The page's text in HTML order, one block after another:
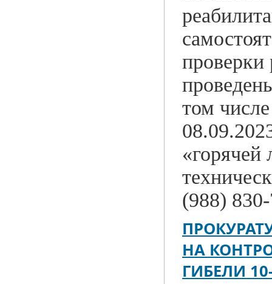
проверки
том
«горячей
(988)
НА
ГИБЕЛИ